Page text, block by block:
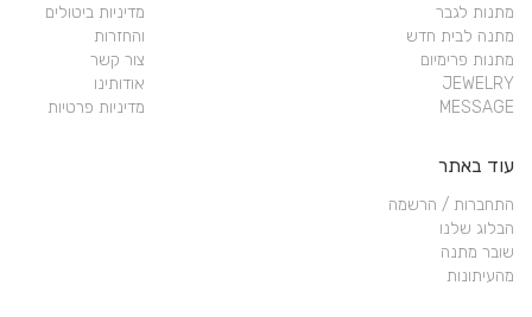
מתנות לגבר
מתנה לבית חדש
מתנות פרימיום
JEWELRY
MESSAGE
מדיניות ביטולים
והחזרות
צור קשר
אודותינו
מדיניות פרטיות
עוד באתר
התחברות / הרשמה
הבלוג שלנו
שובר מתנה
מהעיתונות